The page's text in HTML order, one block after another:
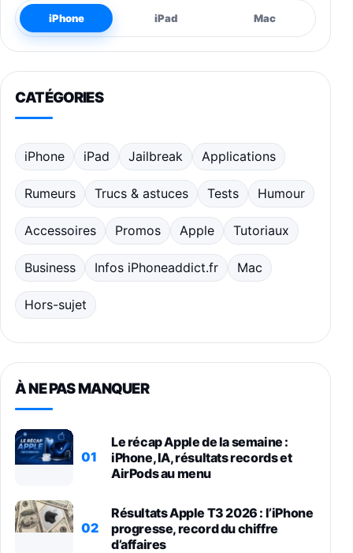
iPhone iPad Mac
CATÉGORIES
iPhone iPad Jailbreak Applications
Rumeurs Trucs & astuces Tests Humour
Accessoires Promos Apple Tutoriaux
Business Infos iPhoneaddict.fr Mac
Hors-sujet
À NE PAS MANQUER
01
Le récap Apple de la semaine :
iPhone, IA, résultats records et
AirPods au menu
02
Résultats Apple T3 2026 : l’iPhone
progresse, record du chiffre
d’affaires